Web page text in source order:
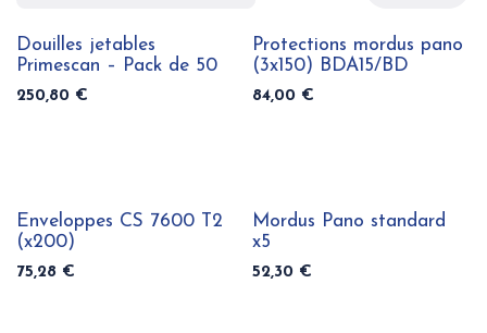
Douilles jetables
Primescan – Pack de 50
250,80 €
Protections mordus pano
(3x150) BDA15/BD
84,00 €
Enveloppes CS 7600 T2
(x200)
75,28 €
Mordus Pano standard
x5
52,30 €